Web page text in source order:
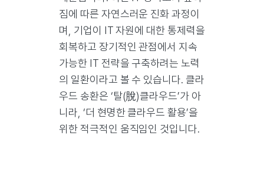
짐에 따른 자연스러운 진화 과정이
며, 기업이 IT 자원에 대한 통제력을
회복하고 장기적인 관점에서 지속
가능한 IT 전략을 구축하려는 노력
의 일환이라고 볼 수 있습니다. 클라
우드 송환은 ‘탈(脫)클라우드’가 아
니라, ‘더 현명한 클라우드 활용’을
위한 적극적인 움직임인 것입니다.